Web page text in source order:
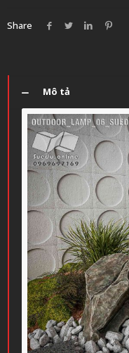
Share
Mô tả